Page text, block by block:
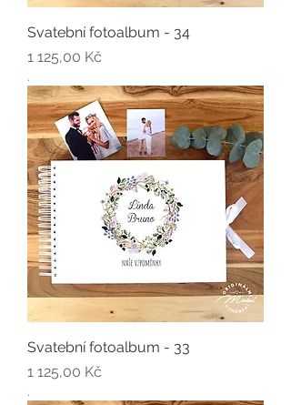
Svatební fotoalbum - 34
Cena
1 125,00 Kč
.
Svatební fotoalbum - 33
Cena
1 125,00 Kč
.